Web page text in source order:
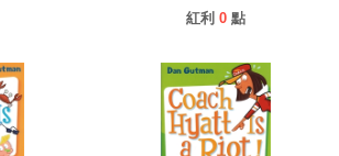
紅利 0 點